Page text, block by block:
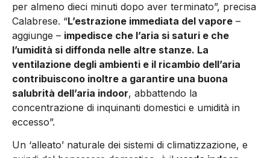
per almeno dieci minuti dopo aver terminato”, precisa
Calabrese. “L’estrazione immediata del vapore –
aggiunge – impedisce che l’aria si saturi e che
l’umidità si diffonda nelle altre stanze. La
ventilazione degli ambienti e il ricambio dell’aria
contribuiscono inoltre a garantire una buona
salubrità dell’aria indoor, abbattendo la
concentrazione di inquinanti domestici e umidità in
eccesso”.
Un ‘alleato’ naturale dei sistemi di climatizzazione, e